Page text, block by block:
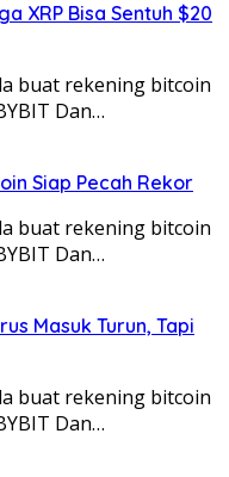
XRP Bisa Sentuh $20
buat rekening bitcoin
Dan…
Siap Pecah Rekor
buat rekening bitcoin
Dan…
Masuk Turun, Tapi
buat rekening bitcoin
Dan…